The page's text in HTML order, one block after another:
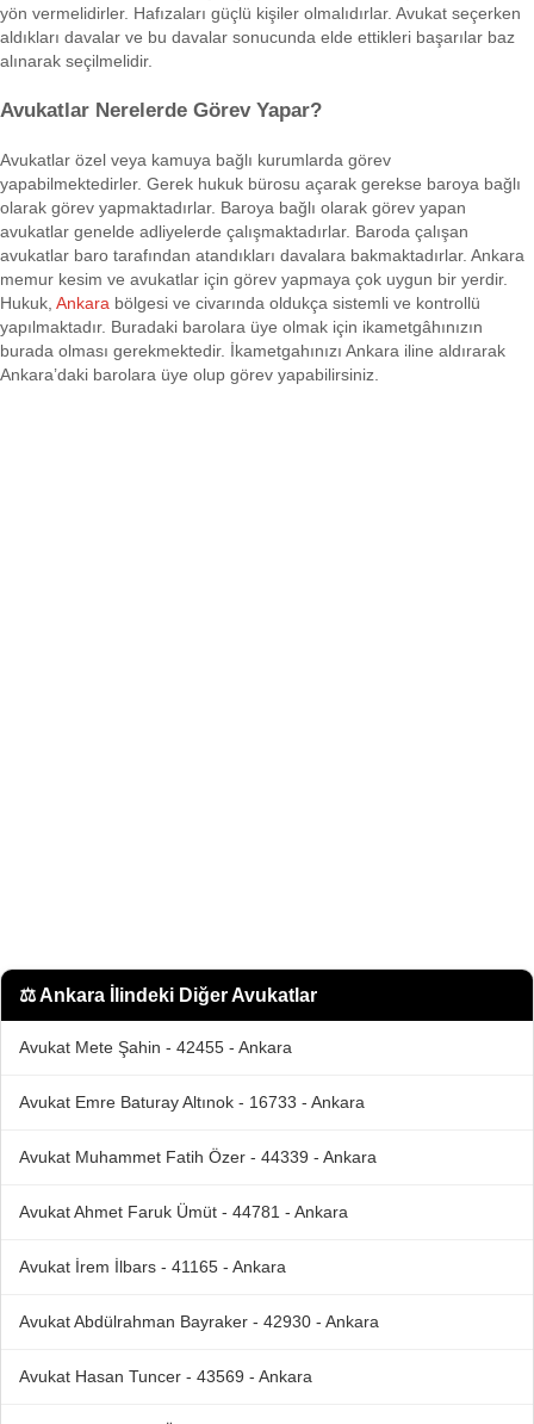
yön vermelidirler. Hafızaları güçlü kişiler olmalıdırlar. Avukat seçerken
aldıkları davalar ve bu davalar sonucunda elde ettikleri başarılar baz
alınarak seçilmelidir.
Avukatlar Nerelerde Görev Yapar?
Avukatlar özel veya kamuya bağlı kurumlarda görev
yapabilmektedirler. Gerek hukuk bürosu açarak gerekse baroya bağlı
olarak görev yapmaktadırlar. Baroya bağlı olarak görev yapan
avukatlar genelde adliyelerde çalışmaktadırlar. Baroda çalışan
avukatlar baro tarafından atandıkları davalara bakmaktadırlar. Ankara
memur kesim ve avukatlar için görev yapmaya çok uygun bir yerdir.
Hukuk, Ankara bölgesi ve civarında oldukça sistemli ve kontrollü
yapılmaktadır. Buradaki barolara üye olmak için ikametgâhınızın
burada olması gerekmektedir. İkametgahınızı Ankara iline aldırarak
Ankara’daki barolara üye olup görev yapabilirsiniz.
⚖️Ankara İlindeki Diğer Avukatlar
Avukat Mete Şahin - 42455 - Ankara
Avukat Emre Baturay Altınok - 16733 - Ankara
Avukat Muhammet Fatih Özer - 44339 - Ankara
Avukat Ahmet Faruk Ümüt - 44781 - Ankara
Avukat İrem İlbars - 41165 - Ankara
Avukat Abdülrahman Bayraker - 42930 - Ankara
Avukat Hasan Tuncer - 43569 - Ankara